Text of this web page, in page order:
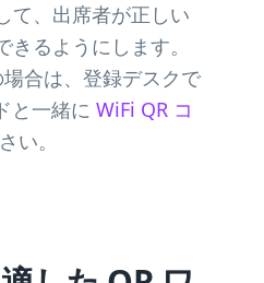
て、出席者が正しい
るようにします。
合は、登録デスクで
と一緒に WiFi QR コ
い。